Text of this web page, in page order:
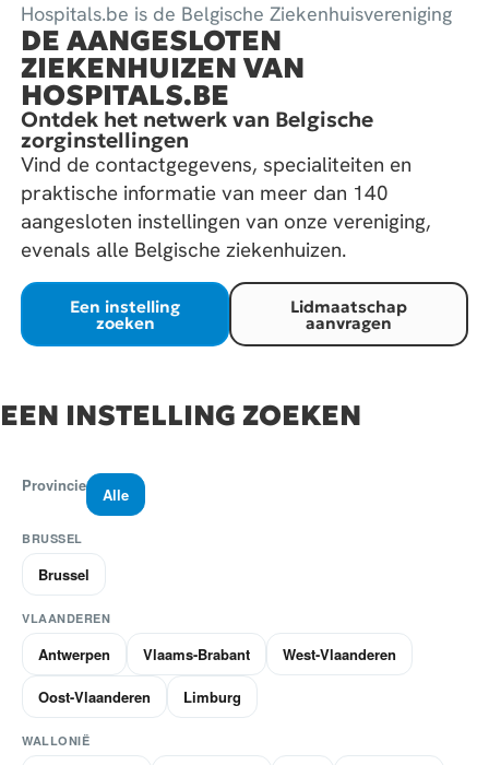
Hospitals.be is de Belgische Ziekenhuisvereniging
DE AANGESLOTEN
ZIEKENHUIZEN VAN
HOSPITALS.BE
Ontdek het netwerk van Belgische
zorginstellingen
Vind de contactgegevens, specialiteiten en
praktische informatie van meer dan 140
aangesloten instellingen van onze vereniging,
evenals alle Belgische ziekenhuizen.
Een instelling
zoeken
Lidmaatschap
aanvragen
EEN INSTELLING ZOEKEN
Provincie Alle
BRUSSEL
Brussel
VLAANDEREN
Antwerpen Vlaams-Brabant West-Vlaanderen
Oost-Vlaanderen Limburg
WALLONIË